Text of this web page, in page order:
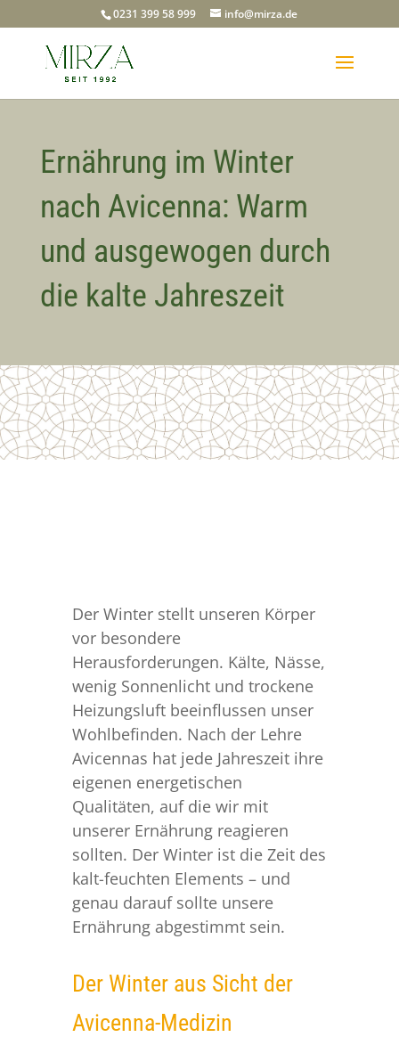
0231 399 58 999 info@mirza.de
Ernährung im Winter
nach Avicenna: Warm
und ausgewogen durch
die kalte Jahreszeit
Der Winter stellt unseren Körper
vor besondere
Herausforderungen. Kälte, Nässe,
wenig Sonnenlicht und trockene
Heizungsluft beeinflussen unser
Wohlbefinden. Nach der Lehre
Avicennas hat jede Jahreszeit ihre
eigenen energetischen
Qualitäten, auf die wir mit
unserer Ernährung reagieren
sollten. Der Winter ist die Zeit des
kalt-feuchten Elements – und
genau darauf sollte unsere
Ernährung abgestimmt sein.
Der Winter aus Sicht der
Avicenna-Medizin